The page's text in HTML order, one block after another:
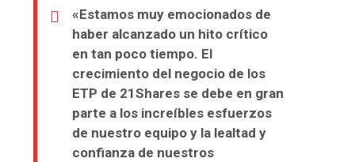
«Estamos muy emocionados de
haber alcanzado un hito crítico
en tan poco tiempo. El
crecimiento del negocio de los
ETP de 21Shares se debe en gran
parte a los increíbles esfuerzos
de nuestro equipo y la lealtad y
confianza de nuestros